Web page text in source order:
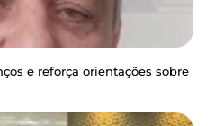
e reforça orientações sobre